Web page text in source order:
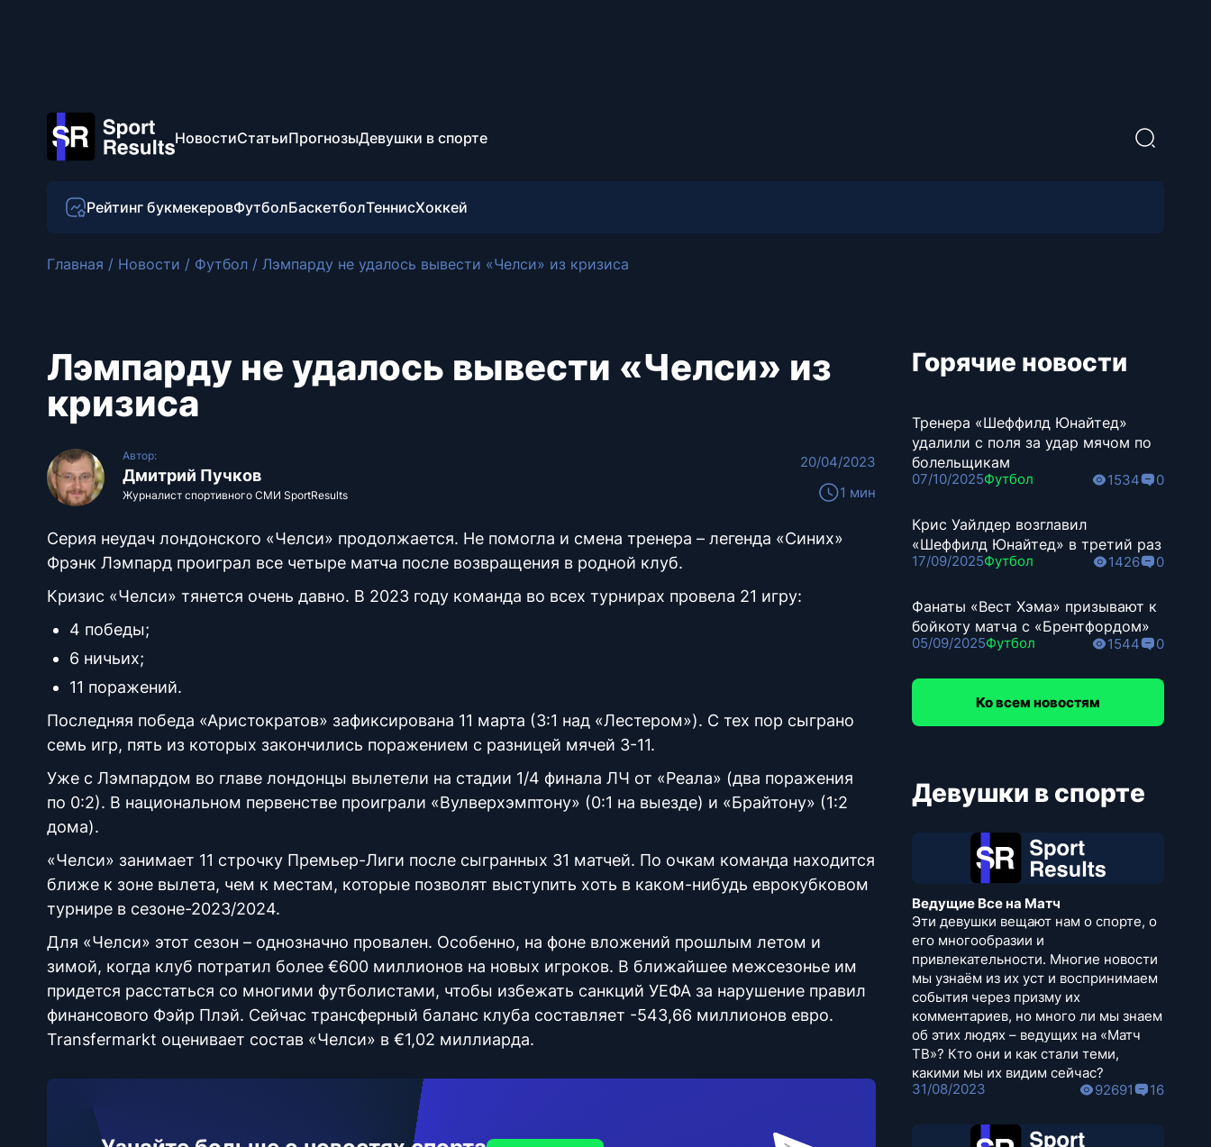
НовостиСтатьиПрогнозыДевушки в спорте
Рейтинг букмекеровФутболБаскетболТеннисХоккей
Главная / Новости / Футбол / Лэмпарду не удалось вывести «Челси» из кризиса
Лэмпарду не удалось вывести «Челси» из
кризиса
Автор:
Дмитрий Пучков
Журналист спортивного СМИ SportResults
20/04/2023
1 мин
Серия неудач лондонского «Челси» продолжается. Не помогла и смена тренера – легенда «Синих»
Фрэнк Лэмпард проиграл все четыре матча после возвращения в родной клуб.
Кризис «Челси» тянется очень давно. В 2023 году команда во всех турнирах провела 21 игру:
4 победы;
6 ничьих;
11 поражений.
Последняя победа «Аристократов» зафиксирована 11 марта (3:1 над «Лестером»). С тех пор сыграно
семь игр, пять из которых закончились поражением с разницей мячей 3-11.
Уже с Лэмпардом во главе лондонцы вылетели на стадии 1/4 финала ЛЧ от «Реала» (два поражения
по 0:2). В национальном первенстве проиграли «Вулверхэмптону» (0:1 на выезде) и «Брайтону» (1:2
дома).
«Челси» занимает 11 строчку Премьер-Лиги после сыгранных 31 матчей. По очкам команда находится
ближе к зоне вылета, чем к местам, которые позволят выступить хоть в каком-нибудь еврокубковом
турнире в сезоне-2023/2024.
Для «Челси» этот сезон – однозначно провален. Особенно, на фоне вложений прошлым летом и
зимой, когда клуб потратил более €600 миллионов на новых игроков. В ближайшее межсезонье им
придется расстаться со многими футболистами, чтобы избежать санкций УЕФА за нарушение правил
финансового Фэйр Плэй. Сейчас трансферный баланс клуба составляет -543,66 миллионов евро.
Transfermarkt оценивает состав «Челси» в €1,02 миллиарда.
Горячие новости
Тренера «Шеффилд Юнайтед»
удалили с поля за удар мячом по
болельщикам
07/10/2025Футбол 1534 0
Крис Уайлдер возглавил
«Шеффилд Юнайтед» в третий раз
17/09/2025Футбол 1426 0
Фанаты «Вест Хэма» призывают к
бойкоту матча с «Брентфордом»
05/09/2025Футбол 1544 0
Ко всем новостям
Девушки в спорте
Ведущие Все на Матч
Эти девушки вещают нам о спорте, о
его многообразии и
привлекательности. Многие новости
мы узнаём из их уст и воспринимаем
события через призму их
комментариев, но много ли мы знаем
об этих людях – ведущих на «Матч
ТВ»? Кто они и как стали теми,
какими мы их видим сейчас?
31/08/2023
92691 16